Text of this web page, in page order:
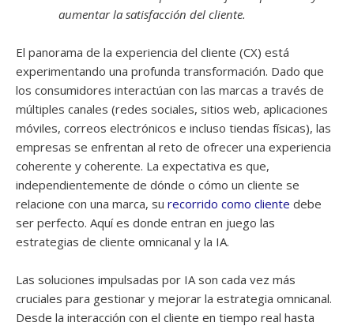
aumentar la satisfacción del cliente.
El panorama de la experiencia del cliente (CX) está
experimentando una profunda transformación. Dado que
los consumidores interactúan con las marcas a través de
múltiples canales (redes sociales, sitios web, aplicaciones
móviles, correos electrónicos e incluso tiendas físicas), las
empresas se enfrentan al reto de ofrecer una experiencia
coherente y coherente. La expectativa es que,
independientemente de dónde o cómo un cliente se
relacione con una marca, su recorrido como cliente debe
ser perfecto. Aquí es donde entran en juego las
estrategias de cliente omnicanal y la IA.
Las soluciones impulsadas por IA son cada vez más
cruciales para gestionar y mejorar la estrategia omnicanal.
Desde la interacción con el cliente en tiempo real hasta